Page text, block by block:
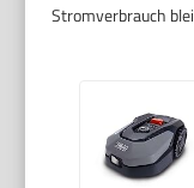
Stromverbrauch